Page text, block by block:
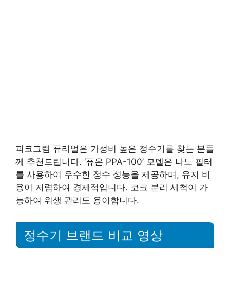
피코그램 퓨리얼은 가성비 높은 정수기를 찾는 분들
께 추천드립니다. ‘퓨온 PPA-100’ 모델은 나노 필터
를 사용하여 우수한 정수 성능을 제공하며, 유지 비
용이 저렴하여 경제적입니다. 코크 분리 세척이 가
능하여 위생 관리도 용이합니다.
정수기 브랜드 비교 영상